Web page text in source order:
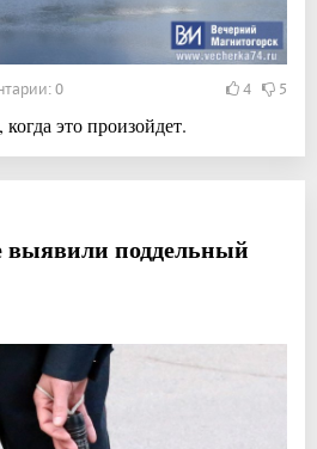
0 4 5
это произойдет.
выявили поддельный